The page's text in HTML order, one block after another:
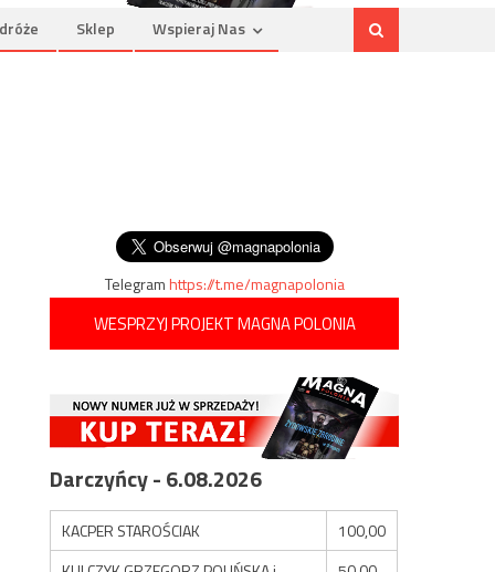
Sklep Wspieraj Nas
Telegramhttps://t.me/magnapolonia
WESPRZYJ PROJEKT MAGNA POLONIA
Darczyńcy - 6.08.2026
KACPER STAROŚCIAK
100,00